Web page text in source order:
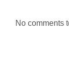
No comments